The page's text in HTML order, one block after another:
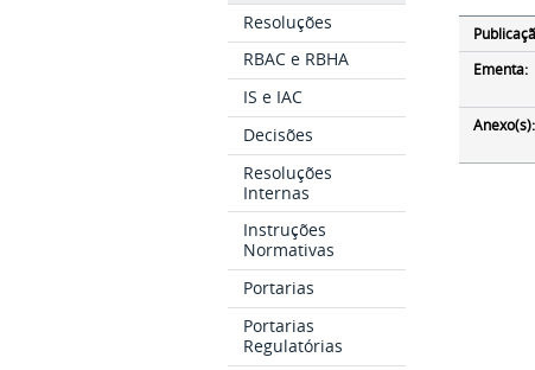
Resoluções
RBAC e RBHA
IS e IAC
Decisões
Resoluções
Internas
Instruções
Normativas
Portarias
Portarias
Regulatórias
Ementa:
Anexo(s):